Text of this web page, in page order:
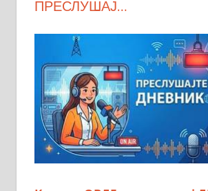
ПРЕСЛУШАЈ…